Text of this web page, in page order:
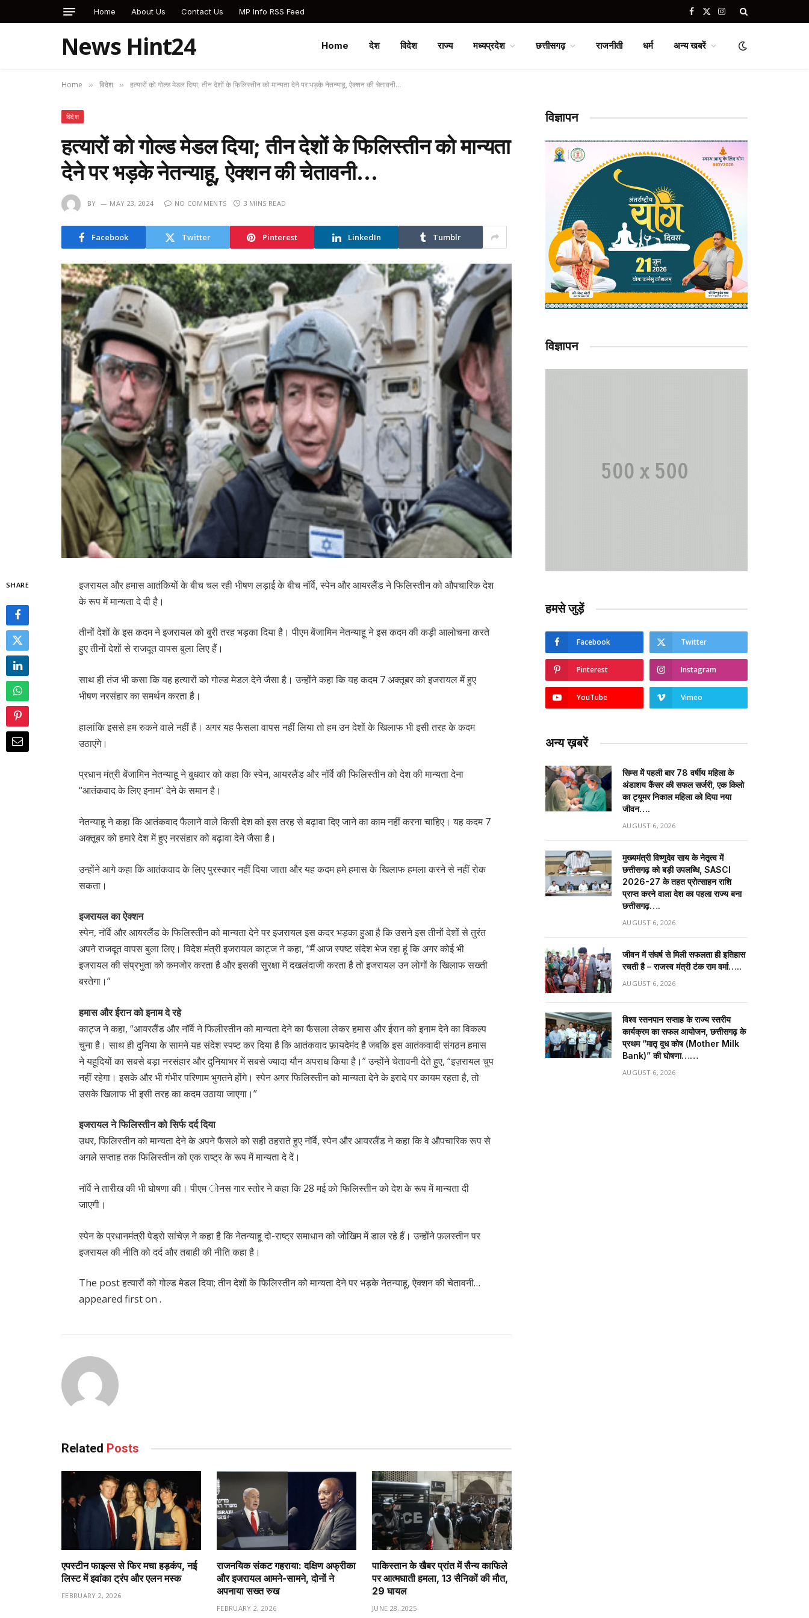
Home About Us Contact Us MP Info RSS Feed Facebook
X
Instagram
News Hint24 Home देश विदेश राज्य मध्यप्रदेश छत्तीसगढ़ राजनीती धर्म अन्य खबरें
Home » विदेश » हत्यारों को गोल्ड मेडल दिया; तीन देशों के फिलिस्तीन को मान्यता देने पर भड़के नेतन्याहू, ऐक्शन की चेतावनी…
विदेश
हत्यारों को गोल्ड मेडल दिया; तीन देशों के फिलिस्तीन को मान्यता
देने पर भड़के नेतन्याहू, ऐक्शन की चेतावनी…
BY MAY 23, 2024 NO COMMENTS 3 MINS READ
Facebook Twitter Pinterest LinkedIn Tumblr
SHARE
इजरायल और हमास आतंकियों के बीच चल रही भीषण लड़ाई के बीच नॉर्वे, स्पेन और आयरलैंड ने फिलिस्तीन को औपचारिक देश
के रूप में मान्यता दे दी है।
तीनों देशों के इस कदम ने इजरायल को बुरी तरह भड़का दिया है। पीएम बेंजामिन नेतन्याहू ने इस कदम की कड़ी आलोचना करते
हुए तीनों देशों से राजदूत वापस बुला लिए हैं।
साथ ही तंज भी कसा कि यह हत्यारों को गोल्ड मेडल देने जैसा है। उन्होंने कहा कि यह कदम 7 अक्तूबर को इजरायल में हुए
भीषण नरसंहार का समर्थन करता है।
हालांकि इससे हम रुकने वाले नहीं हैं। अगर यह फैसला वापस नहीं लिया तो हम उन देशों के खिलाफ भी इसी तरह के कदम
उठाएंगे।
प्रधान मंत्री बेंजामिन नेतन्याहू ने बुधवार को कहा कि स्पेन, आयरलैंड और नॉर्वे की फिलिस्तीन को देश की मान्यता देना
“आतंकवाद के लिए इनाम” देने के समान है।
नेतन्याहू ने कहा कि आतंकवाद फैलाने वाले किसी देश को इस तरह से बढ़ावा दिए जाने का काम नहीं करना चाहिए। यह कदम 7
अक्तूबर को हमारे देश में हुए नरसंहार को बढ़ावा देने जैसा है।
उन्होंने आगे कहा कि आतंकवाद के लिए पुरस्कार नहीं दिया जाता और यह कदम हमे हमास के खिलाफ हमला करने से नहीं रोक
सकता।
इजरायल का ऐक्शन
स्पेन, नॉर्वे और आयरलैंड के फिलिस्तीन को मान्यता देने पर इजरायल इस कदर भड़का हुआ है कि उसने इस तीनों देशों से तुरंत
अपने राजदूत वापस बुला लिए। विदेश मंत्री इजरायल काट्ज ने कहा, “मैं आज स्पष्ट संदेश भेज रहा हूं कि अगर कोई भी
इजरायल की संप्रभुता को कमजोर करता है और इसकी सुरक्षा में दखलंदाजी करता है तो इजरायल उन लोगों के खिलाफ सख्ती
बरतेगा।”
हमास और ईरान को इनाम दे रहे
काट्ज ने कहा, “आयरलैंड और नॉर्वे ने फिलीस्तीन को मान्यता देने का फैसला लेकर हमास और ईरान को इनाम देने का विकल्प
चुना है। साथ ही दुनिया के सामने यह संदेश स्पष्ट कर दिया है कि आतंकवाद फ़ायदेमंद है जबकि इस आतंकवादी संगठन हमास
ने यहूदियों का सबसे बड़ा नरसंहार और दुनियाभर में सबसे ज्यादा यौन अपराध किया है।” उन्होंने चेतावनी देते हुए, “इज़रायल चुप
नहीं रहेगा। इसके और भी गंभीर परिणाम भुगतने होंगे। स्पेन अगर फिलिस्तीन को मान्यता देने के इरादे पर कायम रहता है, तो
उसके खिलाफ भी इसी तरह का कदम उठाया जाएगा।”
इजरायल ने फिलिस्तीन को सिर्फ दर्द दिया
उधर, फिलिस्तीन को मान्यता देने के अपने फैसले को सही ठहराते हुए नॉर्वे, स्पेन और आयरलैंड ने कहा कि वे औपचारिक रूप से
अगले सप्ताह तक फिलिस्तीन को एक राष्ट्र के रूप में मान्यता दे दें।
नॉर्वे ने तारीख की भी घोषणा की। पीएम ोनस गार स्तोर ने कहा कि 28 मई को फिलिस्तीन को देश के रूप में मान्यता दी
जाएगी।
स्पेन के प्रधानमंत्री पेड्रो सांचेज़ ने कहा है कि नेतन्याहू दो-राष्ट्र समाधान को जोखिम में डाल रहे हैं। उन्होंने फ़लस्तीन पर
इजरायल की नीति को दर्द और तबाही की नीति कहा है।
The post हत्यारों को गोल्ड मेडल दिया; तीन देशों के फिलिस्तीन को मान्यता देने पर भड़के नेतन्याहू, ऐक्शन की चेतावनी…
appeared first on .
Related Posts
एपस्टीन फाइल्स से फिर मचा हड़कंप, नई
लिस्ट में इवांका ट्रंप और एलन मस्क
FEBRUARY 2, 2026
राजनयिक संकट गहराया: दक्षिण अफ्रीका
और इजरायल आमने-सामने, दोनों ने
अपनाया सख्त रुख
FEBRUARY 2, 2026
पाकिस्तान के खैबर प्रांत में सैन्य काफिले
पर आत्मघाती हमला, 13 सैनिकों की मौत,
29 घायल
JUNE 28, 2025
विज्ञापन
विज्ञापन
हमसे जुड़ें
Facebook Twitter
Pinterest Instagram
YouTube Vimeo
अन्य ख़बरें
सिम्स में पहली बार 78 वर्षीय महिला के
अंडाशय कैंसर की सफल सर्जरी, एक किलो
का ट्यूमर निकाल महिला को दिया नया
जीवन….
AUGUST 6, 2026
मुख्यमंत्री विष्णुदेव साय के नेतृत्व में
छत्तीसगढ़ को बड़ी उपलब्धि, SASCI
2026-27 के तहत प्रोत्साहन राशि
प्राप्त करने वाला देश का पहला राज्य बना
छत्तीसगढ़….
AUGUST 6, 2026
जीवन में संघर्ष से मिली सफलता ही इतिहास
रचती है – राजस्व मंत्री टंक राम वर्मा…..
AUGUST 6, 2026
विश्व स्तनपान सप्ताह के राज्य स्तरीय
कार्यक्रम का सफल आयोजन, छत्तीसगढ़ के
प्रथम “मातृ दूध कोष (Mother Milk
Bank)” की घोषणा……
AUGUST 6, 2026